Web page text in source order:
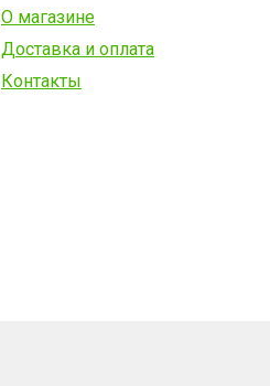
О магазине
Доставка и оплата
Контакты